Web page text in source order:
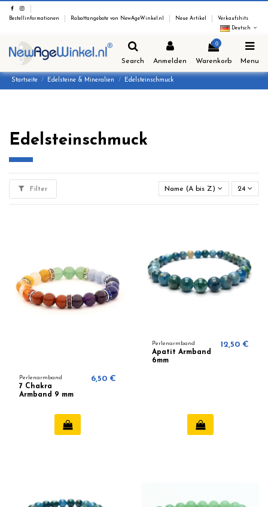
Bestellinformationen Rabattangebote von NewAgeWinkel.nl Neue Artikel
Verkaufshits
Deutsch
Search Anmelden
0
Warenkorb Menu
Startseite Edelsteine & Mineralien Edelsteinschmuck
Edelsteinschmuck
Filter Name (A bis Z) 24
Perlenarmband
7 Chakra
Armband 9 mm
6,50 €
Perlenarmband
Apatit Armband
6mm
12,50 €